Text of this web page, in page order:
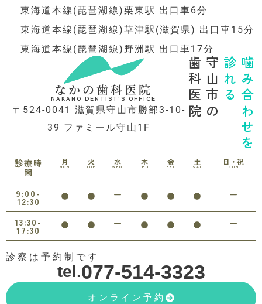
東海道本線(琵琶湖線)栗東駅 出口車6分
東海道本線(琵琶湖線)草津駅(滋賀県) 出口車15分
東海道本線(琵琶湖線)野洲駅 出口車17分
なかの歯科医院
NAKANO DENTIST’S OFFICE
〒524-0041 滋賀県守山市勝部3-10-
39 ファミール守山1F
噛み合わせを
診れる
守山市の
歯科医院
診療時
間
月
MON
火
TUE
水
WED
木
THU
金
FRI
土
SAT
日・祝
SUN
9:00-
12:30
13:30-
17:30
診察は予約制です
tel.077-514-3323
オンライン予約